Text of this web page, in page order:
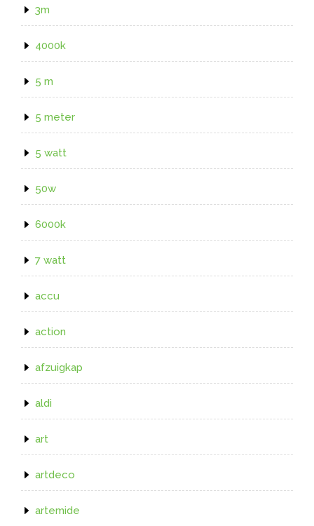
3m
4000k
5 m
5 meter
5 watt
50w
6000k
7 watt
accu
action
afzuigkap
aldi
art
artdeco
artemide